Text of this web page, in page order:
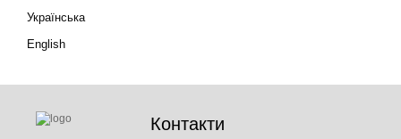
Українська
English
Контакти